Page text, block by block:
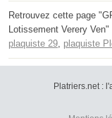
Retrouvez cette page
Lotissement Verery
plaquiste 29 plaquiste
Platriers.net :